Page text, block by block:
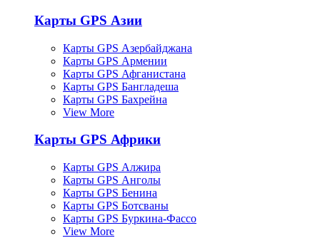
Карты GPS Азии
Карты GPS Азербайджана
Карты GPS Армении
Карты GPS Афганистана
Карты GPS Бангладеша
Карты GPS Бахрейна
View More
Карты GPS Африки
Карты GPS Алжира
Карты GPS Анголы
Карты GPS Бенина
Карты GPS Ботсваны
Карты GPS Буркина-Фассо
View More